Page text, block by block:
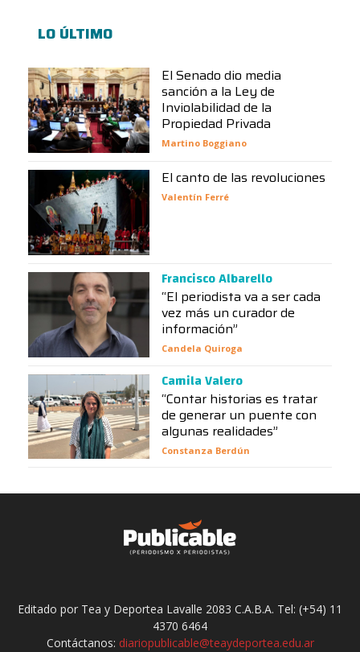
LO ÚLTIMO
El Senado dio media
sanción a la Ley de
Inviolabilidad de la
Propiedad Privada
Martino Boggiano
El canto de las revoluciones
Valentín Ferré
Francisco Albarello
“El periodista va a ser cada
vez más un curador de
información”
Candela Quiroga
Camila Valero
“Contar historias es tratar
de generar un puente con
algunas realidades”
Constanza Berdún
Editado por Tea y Deportea Lavalle 2083 C.A.B.A. Tel: (+54) 11
4370 6464
Contáctanos: diariopublicable@teaydeportea.edu.ar